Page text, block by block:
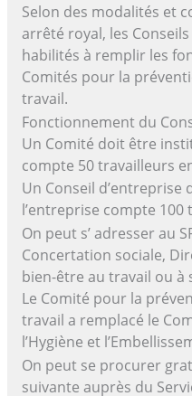
Selon des modalités et
arrêté royal, les
habilités à remplir les
Comités pour la
travail.
Fonctionnement du
Un Comité doit être
compte 50 travailleurs
Un Conseil
l’entreprise compte
On peut s’ adresser au
Concertation sociale,
bien-être au travail ou à
Le Comité pour la
travail a remplacé le
l’Hygiène et
On peut se procurer
suivante auprès du